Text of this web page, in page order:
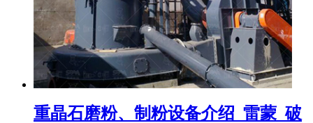
重晶石磨粉、制粉设备介绍_雷蒙_破